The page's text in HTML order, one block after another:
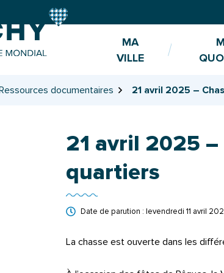
MA
VILLE
documentaires 21 avril 2025 –
21 avril 2025 –
quartiers
Date de parution : levendredi 11 avril
La chasse est ouverte dans les